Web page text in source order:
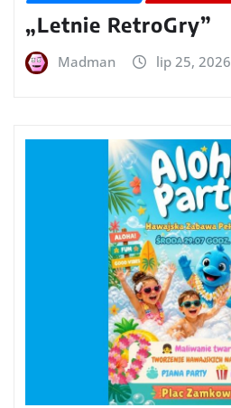
„Letnie RetroGry”
Madman lip 25, 2026